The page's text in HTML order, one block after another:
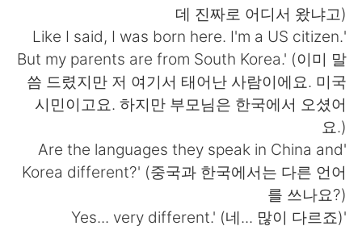
日本語 한국어
Русский ไทย
Indonesia Italiano
Türkçe Tiếng Việt
데 진짜로 어디서 왔냐고)
'Like I said, I was born here. I'm a US citizen.
But my parents are from South Korea.' (이미 말
씀 드렸지만 저 여기서 태어난 사람이에요. 미국
시민이고요. 하지만 부모님은 한국에서 오셨어
요.)
'Are the languages they speak in China and
Korea different?' (중국과 한국에서는 다른 언어
를 쓰나요?)
'Yes... very different.' (네... 많이 다르죠)